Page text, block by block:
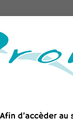
Matériel